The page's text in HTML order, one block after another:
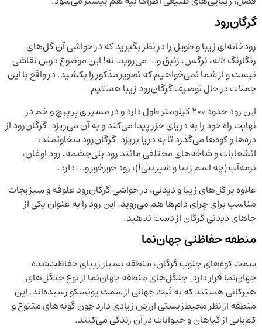
گرگان‌رود
رودخانه‌ای زیبا و طویل را در نظر بگیرید که در حواشی آن گل‌های
رنگارنگ لاله، نرگس، زنبق و… می‌روید. نه! این موضوع درس نقاشی
نیست و از شما نمی‌خواهیم که تصویر مذکور را بکشید. در واقع با این
جملات در حال توصیف گرگان‌رود زیبا هستیم.
این رود حدود ۲۰۰ کیلومتر طول دارد و در مسیری پرپیچ و خم در
نهایت راه خود را به دریای خزر پیدا می‌کند و به آن می‌ریزد. گرگان‌رود از
دره‌ها و کوه‌ها می‌گذرد تا به دریا بریزد. گرگان‌رود سخاوتمند،
انشعابات و شاخه‌های مختلفی مانند رود یلی‌چشمه، رود اوغان،
نرمه‌آب (چه اسم زیبا و شیرینی!)، رود خورخور و… دارد.
علاوه بر گل‌های زیبا و دیدنی، در حواشی گرگان‌رود علوفه و سبزیجات
مناسب برای چرای دام‌ها هم می‌روید. این رود را به عنوان یکی از
جاهای دیدنی گرگان از دست ندهید.
منطقه حفاظتی جهان‌نما
سمت کوه‌های جنوب گرگان، منطقه بسیار زیبای حفاظت‌شده
جهان‌نما قرار دارد. جنگل‌های منطقه جهان‌نما از نوع جنگل‌های
هیرکانی هستند که به ثبت جهانی از سمت یونسکو رسیده‌اند. این
منطقه از نظر محیط‌زیستی ارزش زیادی دارد چون گونه‌های متنوع و
کم‌یابی از گیاهان و حیوانات در آن زندگی می‌کنند.